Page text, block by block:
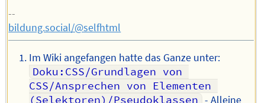
--
bildung.social/@selfhtml
Im Wiki angefangen hatte das Ganze unter:
Doku:CSS/Grundlagen von
CSS/Ansprechen von Elementen
(Selektoren)/Pseudoklassen - Alleine